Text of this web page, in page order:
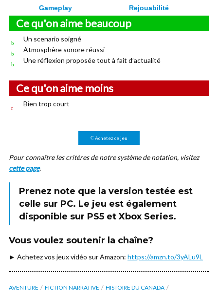
Gameplay Rejouabilité
Ce qu'on aime beaucoup
Un scenario soigné
Atmosphère sonore réussi
Une réflexion proposée tout à fait d’actualité
Ce qu'on aime moins
Bien trop court
Achetez ce jeu
Pour connaître les critères de notre système de notation, visitez
cette page.
Prenez note que la version testée est
celle sur PC. Le jeu est également
disponible sur PS5 et Xbox Series.
Vous voulez soutenir la chaîne?
► Achetez vos jeux vidéo sur Amazon: https://amzn.to/3yALu9L
AVENTURE FICTION NARRATIVE
HISTOIRE DU CANADA